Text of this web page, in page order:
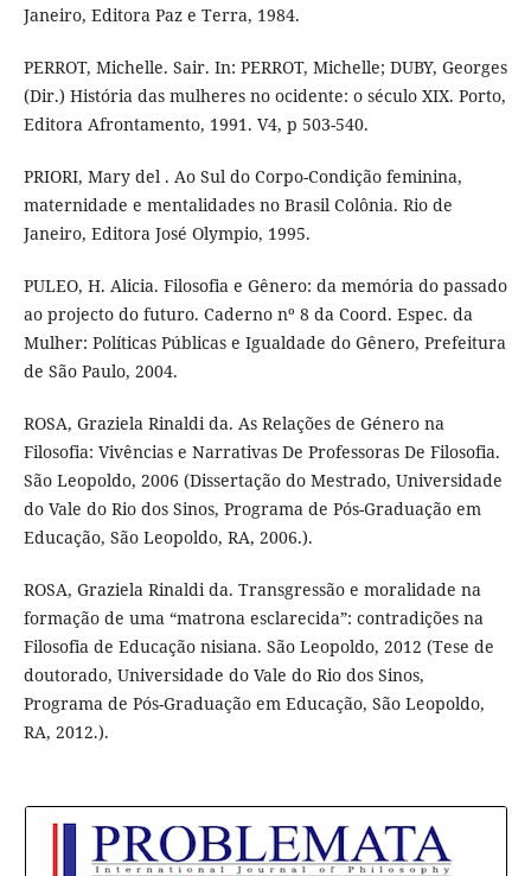
Janeiro, Editora Paz e Terra, 1984.
PERROT, Michelle. Sair. In: PERROT, Michelle; DUBY, Georges
(Dir.) História das mulheres no ocidente: o século XIX. Porto,
Editora Afrontamento, 1991. V4, p 503-540.
PRIORI, Mary del . Ao Sul do Corpo-Condição feminina,
maternidade e mentalidades no Brasil Colônia. Rio de
Janeiro, Editora José Olympio, 1995.
PULEO, H. Alicia. Filosofia e Gênero: da memória do passado
ao projecto do futuro. Caderno nº 8 da Coord. Espec. da
Mulher: Políticas Públicas e Igualdade do Gênero, Prefeitura
de São Paulo, 2004.
ROSA, Graziela Rinaldi da. As Relações de Género na
Filosofia: Vivências e Narrativas De Professoras De Filosofia.
São Leopoldo, 2006 (Dissertação do Mestrado, Universidade
do Vale do Rio dos Sinos, Programa de Pós-Graduação em
Educação, São Leopoldo, RA, 2006.).
ROSA, Graziela Rinaldi da. Transgressão e moralidade na
formação de uma “matrona esclarecida”: contradições na
Filosofia de Educação nisiana. São Leopoldo, 2012 (Tese de
doutorado, Universidade do Vale do Rio dos Sinos,
Programa de Pós-Graduação em Educação, São Leopoldo,
RA, 2012.).